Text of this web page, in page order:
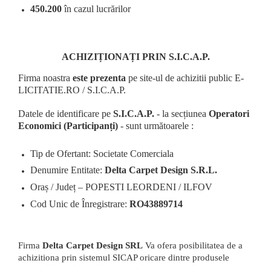
450.200în cazul lucrărilor
ACHIZIȚIONAȚI PRIN S.I.C.A.P.
Firma noastra este prezenta pe site-ul de achizitii public E-
LICITATIE.RO / S.I.C.A.P.
Datele de identificare pe S.I.C.A.P. - la secțiunea Operatori
Economici (Participanți) - sunt următoarele :
Tip de Ofertant: Societate Comerciala
Denumire Entitate: Delta Carpet Design S.R.L.
Oraș / Județ – POPESTI LEORDENI / ILFOV
Cod Unic de Înregistrare: RO43889714
Firma Delta Carpet Design SRL Va ofera posibilitatea de a
achizitiona prin sistemul SICAP oricare dintre produsele